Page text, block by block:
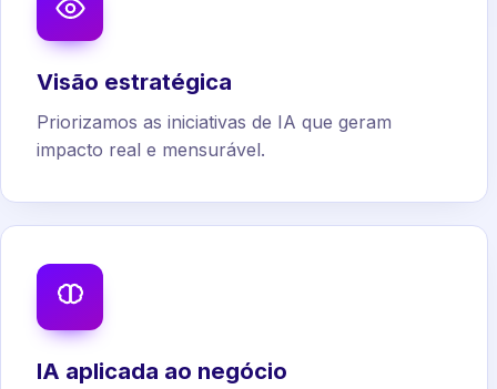
Visão estratégica
Priorizamos as iniciativas de IA que geram
impacto real e mensurável.
IA aplicada ao negócio